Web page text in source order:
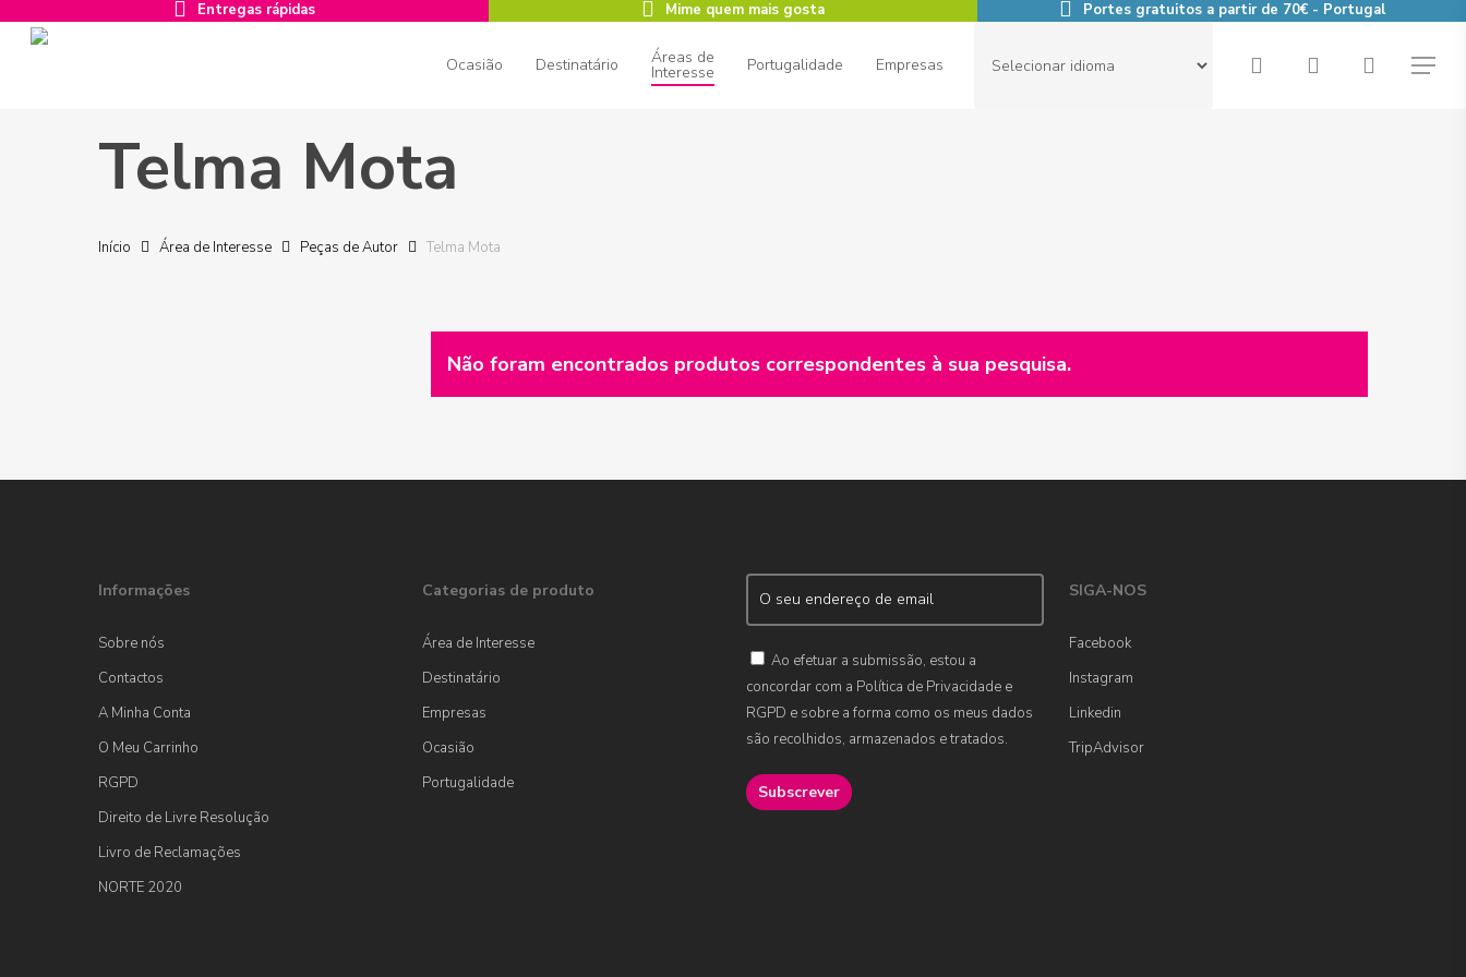
Entregas rápidas Mime quem mais gosta Portes gratuitos a partir de 70€ - Portugal
Carregue ENTER para confirmar a pesquisa ou ESC para fechar
Ocasião Destinatário Áreas de
Interesse Portugalidade Empresas search account Menu
Telma Mota
Início Área de Interesse Peças de Autor Telma Mota
Não foram encontrados produtos correspondentes à sua pesquisa.
Informações
Sobre nós
Contactos
A Minha Conta
O Meu Carrinho
RGPD
Direito de Livre Resolução
Livro de Reclamações
NORTE 2020
Categorias de produto
Área de Interesse
Destinatário
Empresas
Ocasião
Portugalidade
Ao efetuar a submissão, estou a
concordar com a Política de Privacidade e
RGPD e sobre a forma como os meus dados
são recolhidos, armazenados e tratados.
SIGA-NOS
Facebook
Instagram
Linkedin
TripAdvisor